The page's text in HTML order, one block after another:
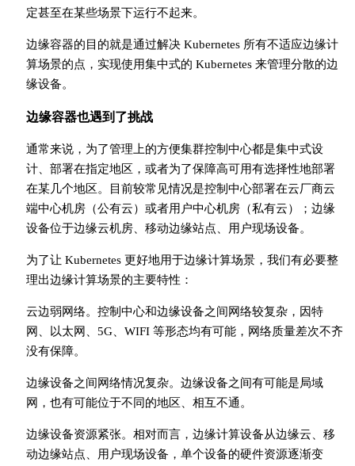
定甚至在某些场景下运行不起来。
边缘容器的目的就是通过解决 Kubernetes 所有不适应边缘计
算场景的点，实现使用集中式的 Kubernetes 来管理分散的边
缘设备。
边缘容器也遇到了挑战
通常来说，为了管理上的方便集群控制中心都是集中式设
计、部署在指定地区，或者为了保障高可用有选择性地部署
在某几个地区。目前较常见情况是控制中心部署在云厂商云
端中心机房（公有云）或者用户中心机房（私有云）；边缘
设备位于边缘云机房、移动边缘站点、用户现场设备。
为了让 Kubernetes 更好地用于边缘计算场景，我们有必要整
理出边缘计算场景的主要特性：
云边弱网络。控制中心和边缘设备之间网络较复杂，因特
网、以太网、5G、WIFI 等形态均有可能，网络质量差次不齐
没有保障。
边缘设备之间网络情况复杂。边缘设备之间有可能是局域
网，也有可能位于不同的地区、相互不通。
边缘设备资源紧张。相对而言，边缘计算设备从边缘云、移
动边缘站点、用户现场设备，单个设备的硬件资源逐渐变